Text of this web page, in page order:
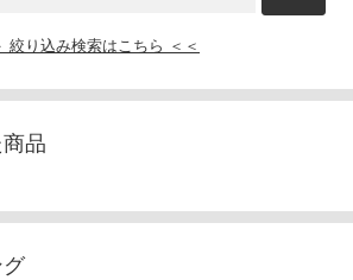
絞り込み検索はこちら ＜＜
品